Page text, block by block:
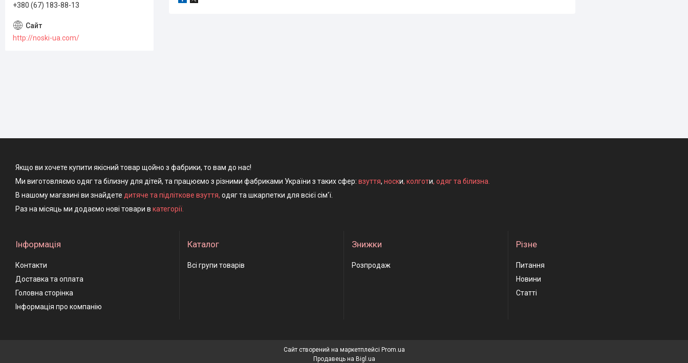
+380 (67) 183-88-13
http://noski-ua.com/
Якщо ви хочете купити якісний товар щойно з фабрики, то вам до нас!
Ми виготовляємо одяг та білизну для дітей, та працюємо з різними фабриками України з таких сфер: взуття, носки, колготи, одяг та білизна.
В нашому магазині ви знайдете дитяче та підліткове взуття, одяг та шкарпетки для всієї сім'ї.
Раз на місяць ми додаємо нові товари в категорії.
Інформація
Контакти
Доставка та оплата
Головна сторінка
Інформація про компанію
Каталог
Всі групи товарів
Знижки
Розпродаж
Різне
Питання
Новини
Статті
Сайт створений на маркетплейсі Prom.ua
Продавець на Bigl.ua